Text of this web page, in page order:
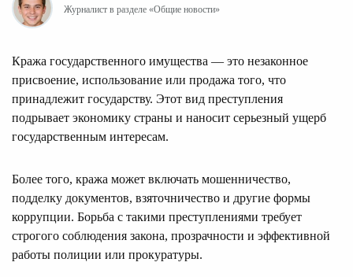
Журналист в разделе «Общие новости»
Кража государственного имущества — это незаконное
присвоение, использование или продажа того, что
принадлежит государству. Этот вид преступления
подрывает экономику страны и наносит серьезный ущерб
государственным интересам.
Более того, кража может включать мошенничество,
подделку документов, взяточничество и другие формы
коррупции. Борьба с такими преступлениями требует
строгого соблюдения закона, прозрачности и эффективной
работы полиции или прокуратуры.